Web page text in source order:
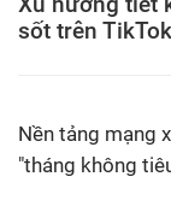
sốt trên
Nền tảng mạng
"tháng không